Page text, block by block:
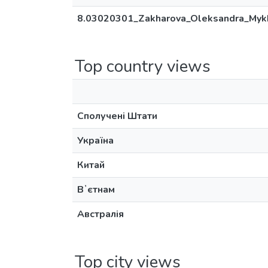
Top country views
Сполучені Штати
Україна
Китай
Вʼєтнам
Австралія
Top city views